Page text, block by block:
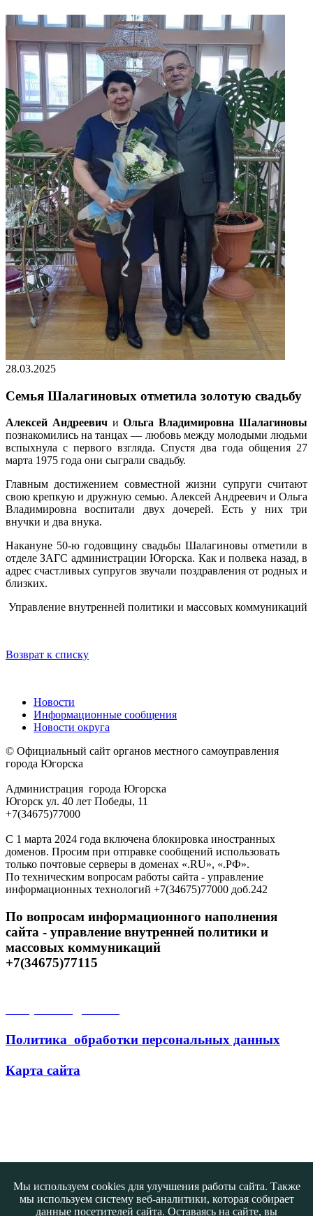
28.03.2025
Семья Шалагиновых отметила золотую свадьбу
Алексей АндреевичиОльга Владимировна Шалагиновы
познакомились на танцах — любовь между молодыми людьми
вспыхнула с первого взгляда. Спустя два года общения 27
марта 1975 года они сыграли свадьбу.
Главным достижением совместной жизни супруги считают
свою крепкую и дружную семью. Алексей Андреевич и Ольга
Владимировна воспитали двух дочерей. Есть у них три
внучки и два внука.
Накануне 50-ю годовщину свадьбы Шалагиновы отметили в
отделе ЗАГС администрации Югорска. Как и полвека назад, в
адрес счастливых супругов звучали поздравления от родных и
близких.
Управление внутренней политики и массовых коммуникаций
Возврат к списку
Новости
Информационные сообщения
Новости округа
© Официальный сайт органов местного самоуправления
города Югорска
Администрация города Югорска
Югорск ул. 40 лет Победы, 11
+7(34675)77000
С 1 марта 2024 года включена блокировка иностранных
доменов. Просим при отправке сообщений использовать
только почтовые серверы в доменах «.RU», «.РФ».
По техническим вопросам работы сайта - управление
информационных технологий +7(34675)77000 доб.242
По вопросам информационного наполнения
сайта - управление внутренней политики и
массовых коммуникаций
+7(34675)77115
Политика обработки персональных данных
Карта сайта
Мы используем cookies для улучшения работы сайта. Также
мы используем систему веб-аналитики, которая собирает
данные посетителей сайта. Оставаясь на сайте, вы